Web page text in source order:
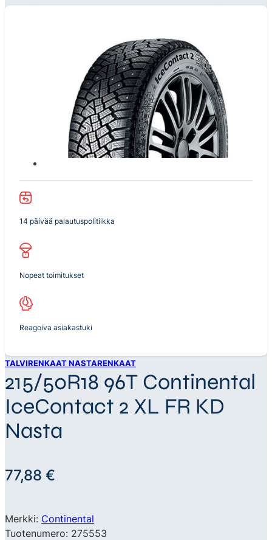
14 päivää palautuspolitiikka
Nopeat toimitukset
Reagoiva asiakastuki
TALVIRENKAAT NASTARENKAAT
215/50R18 96T Continental
IceContact 2 XL FR KD
Nasta
77,88 €
Merkki: Continental
Tuotenumero: 275553